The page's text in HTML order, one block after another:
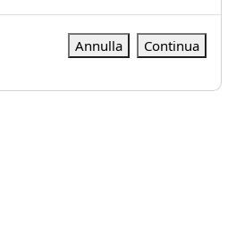
Annulla Continua